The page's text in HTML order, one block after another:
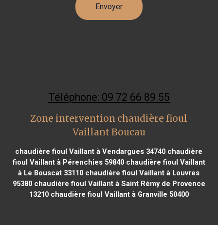
Téléphone: 09 72 66 89 55
Zone intervention chaudière fioul
Vaillant Boucau
chaudière fioul Vaillant à Vendargues 34740 chaudière
fioul Vaillant à Pérenchies 59840chaudière fioul Vaillant
à Le Bouscat 33110 chaudière fioul Vaillant à Louvres
95380chaudière fioul Vaillant à Saint Rémy de Provence
13210chaudière fioul Vaillant à Granville 50400